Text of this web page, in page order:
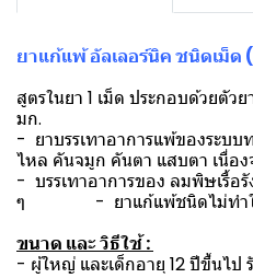
ยาแก้แพ้ อัลเลอร์นิค ชนิดเม็
สูตรในยา 1 เม็ด ประกอบด้วยตั
มก.
- ยาบรรเทาอาการแพ้ของระบบ
ไหล คันจมูก คันตา แสบตา เนื่อ
- บรรเทาอาการของ ลมพิษเรื้อ
ๆ - ยาแก้แพ้ชนิดไม่ทำใ
ขนาด และ วิธีใช้ :
- ผู้ใหญ่ และเด็กอายุ 12 ปีขึ้นไป